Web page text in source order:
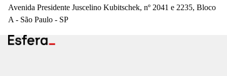
Avenida Presidente Juscelino Kubitschek, nº 2041 e 2235, Bloco
A - São Paulo - SP